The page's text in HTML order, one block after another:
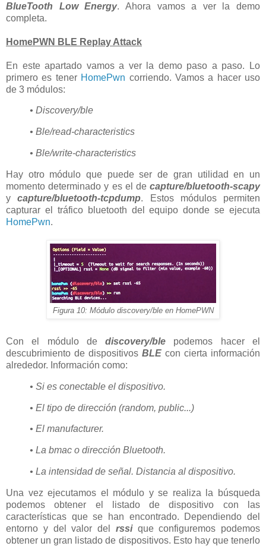
BlueTooth Low Energy. Ahora vamos a ver la demo
completa.
HomePWN BLE Replay Attack
En este apartado vamos a ver la demo paso a paso. Lo
primero es tener HomePwn corriendo. Vamos a hacer uso
de 3 módulos:
• Discovery/ble
• Ble/read-characteristics
• Ble/write-characteristics
Hay otro módulo que puede ser de gran utilidad en un
momento determinado y es el de capture/bluetooth-scapy
ycapture/bluetooth-tcpdump. Estos módulos permiten
capturar el tráfico bluetooth del equipo donde se ejecuta
HomePwn.
Figura 10: Módulo discovery/ble en HomePWN
Con el módulo dediscovery/ble podemos hacer el
descubrimiento de dispositivos BLE con cierta información
alrededor. Información como:
• Si es conectable el dispositivo.
• El tipo de dirección (random, public...)
• El manufacturer.
• La bmac o dirección Bluetooth.
• La intensidad de señal. Distancia al dispositivo.
Una vez ejecutamos el módulo y se realiza la búsqueda
podemos obtener el listado de dispositivo con las
características que se han encontrado. Dependiendo del
entorno y del valor del rssique configuremos podemos
obtener un gran listado de dispositivos. Esto hay que tenerlo